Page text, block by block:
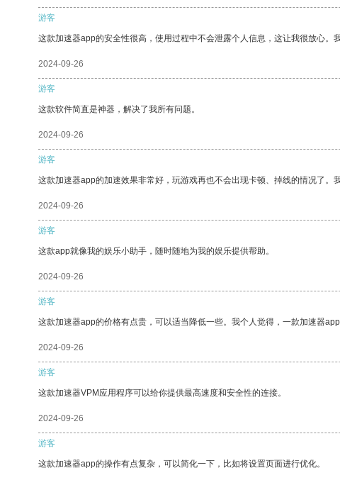
游客
这款加速器app的安全性很高，使用过程中不会泄露个人信息，这让我很放心。
2024-09-26
游客
这款软件简直是神器，解决了我所有问题。
2024-09-26
游客
这款加速器app的加速效果非常好，玩游戏再也不会出现卡顿、掉线的情况了。
2024-09-26
游客
这款app就像我的娱乐小助手，随时随地为我的娱乐提供帮助。
2024-09-26
游客
这款加速器app的价格有点贵，可以适当降低一些。我个人觉得，一款加速器
2024-09-26
游客
这款加速器VPM应用程序可以给你提供最高速度和安全性的连接。
2024-09-26
游客
这款加速器app的操作有点复杂，可以简化一下，比如将设置页面进行优化。